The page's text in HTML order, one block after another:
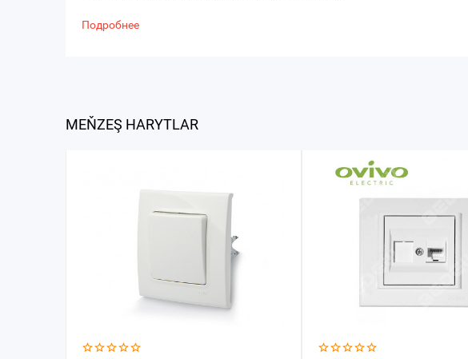
Подробнее
MEŇZEŞ HARYTLAR